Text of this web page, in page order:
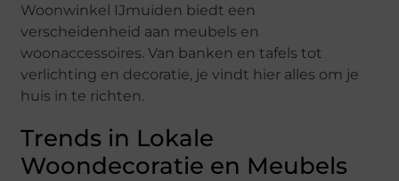
Woonwinkel IJmuiden biedt een
verscheidenheid aan meubels en
woonaccessoires. Van banken en tafels tot
verlichting en decoratie, je vindt hier alles om je
huis in te richten.
Trends in Lokale
Woondecoratie en Meubels